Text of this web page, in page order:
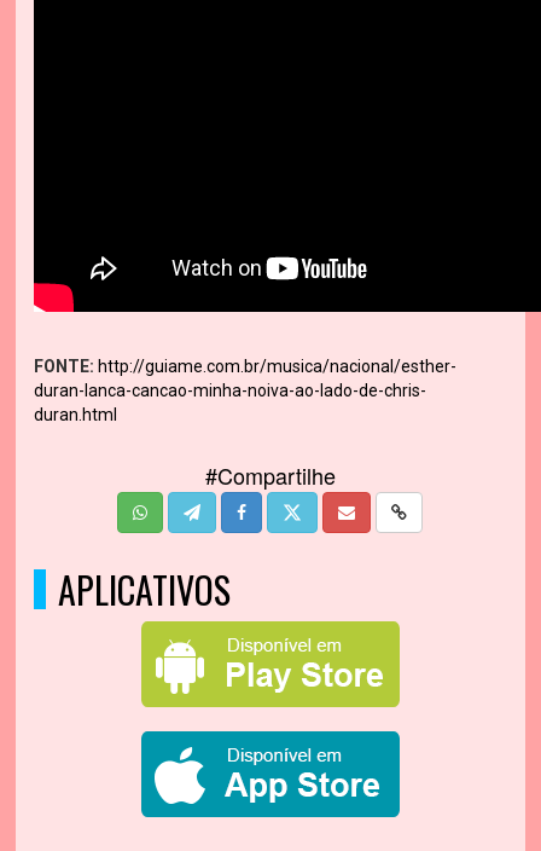
FONTE: http://guiame.com.br/musica/nacional/esther-
duran-lanca-cancao-minha-noiva-ao-lado-de-chris-
duran.html
#Compartilhe
APLICATIVOS